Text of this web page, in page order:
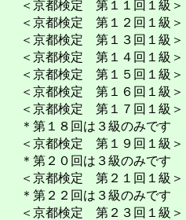
＜京都検定 第１１回１級＞
＜京都検定 第１２回１級＞
＜京都検定 第１３回１級＞
＜京都検定 第１４回１級＞
＜京都検定 第１５回１級＞
＜京都検定 第１６回１級＞
＜京都検定 第１７回１級＞
＊第１８回は３級のみです
＜京都検定 第１９回１級＞
＊第２０回は３級のみです
＜京都検定 第２１回１級＞
＊第２２回は３級のみです
＜京都検定 第２３回１級＞